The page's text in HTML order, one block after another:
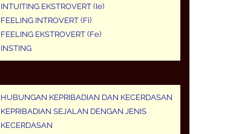
INTUITING EKSTROVERT (Ie)
FEELING INTROVERT (Fi)
FEELING EKSTROVERT (Fe)
INSTING
HUBUNGAN KEPRIBADIAN DAN KECERDASAN
KEPRIBADIAN SEJALAN DENGAN JENIS
KECERDASAN